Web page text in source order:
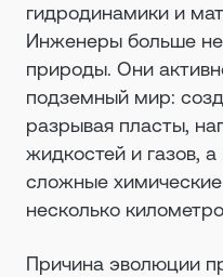
гидродинамики и
Инженеры больше
природы. Они
подземный мир:
разрывая пласты,
жидкостей и газов,
сложные
несколько
Причина эволюции